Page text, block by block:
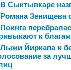
В Сыктывкаре
Романа Зенищева
Поинга
к
Лыжи Йиркапа и
за